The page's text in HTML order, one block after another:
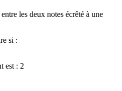
les deux notes écrêté à une
si :
est : 2